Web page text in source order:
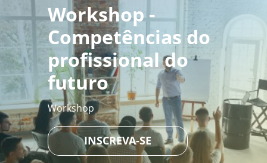
Workshop -
Competências do
profissional do
futuro
Workshop
INSCREVA-SE